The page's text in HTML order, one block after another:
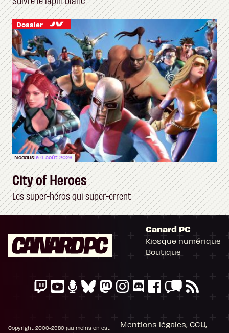
Dossier
Noddusle 4 août 2026
City of Heroes
Les super-héros qui super-errent
Canard PC
Kiosque numérique
Boutique
Copyright 2000-2980 (au moins on est
Mentions légales, CGU,
Il n'y a pas de
Cookie à se faire !
Ce site n'a recours à aucun tracker externe, ne partage avec personne
ses statistiques de fréquentation et se limite aux cookies nécessaires